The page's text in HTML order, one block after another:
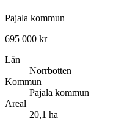
Pajala kommun
695 000 kr
Län
Norrbotten
Kommun
Pajala kommun
Areal
20,1 ha